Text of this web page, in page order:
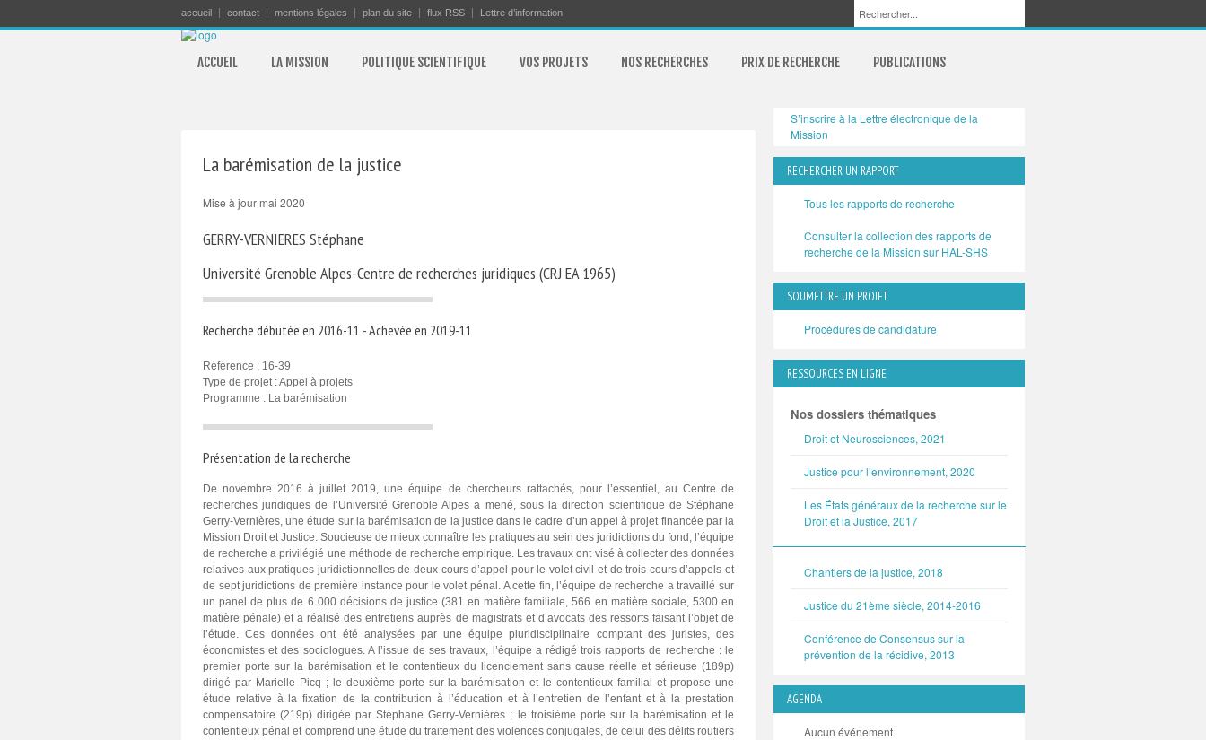
accueil contact mentions légales plan du site flux RSS Lettre d’information
ACCUEIL LA MISSION POLITIQUE SCIENTIFIQUE VOS PROJETS NOS RECHERCHES PRIX DE RECHERCHE PUBLICATIONS
La barémisation de la justice
Mise à jour mai 2020
GERRY-VERNIERES Stéphane
Université Grenoble Alpes-Centre de recherches juridiques (CRJ EA 1965)
Recherche débutée en 2016-11 - Achevée en 2019-11
Référence : 16-39
Type de projet : Appel à projets
Programme : La barémisation
Présentation de la recherche
De novembre 2016 à juillet 2019, une équipe de chercheurs rattachés, pour l’essentiel, au Centre de
recherches juridiques de l’Université Grenoble Alpes a mené, sous la direction scientifique de Stéphane
Gerry-Vernières, une étude sur la barémisation de la justice dans le cadre d’un appel à projet financée par la
Mission Droit et Justice. Soucieuse de mieux connaître les pratiques au sein des juridictions du fond, l’équipe
de recherche a privilégié une méthode de recherche empirique. Les travaux ont visé à collecter des données
relatives aux pratiques juridictionnelles de deux cours d’appel pour le volet civil et de trois cours d’appels et
de sept juridictions de première instance pour le volet pénal. A cette fin, l’équipe de recherche a travaillé sur
un panel de plus de 6 000 décisions de justice (381 en matière familiale, 566 en matière sociale, 5300 en
matière pénale) et a réalisé des entretiens auprès de magistrats et d’avocats des ressorts faisant l’objet de
l’étude. Ces données ont été analysées par une équipe pluridisciplinaire comptant des juristes, des
économistes et des sociologues. A l’issue de ses travaux, l’équipe a rédigé trois rapports de recherche : le
premier porte sur la barémisation et le contentieux du licenciement sans cause réelle et sérieuse (189p)
dirigé par Marielle Picq ; le deuxième porte sur la barémisation et le contentieux familial et propose une
étude relative à la fixation de la contribution à l’éducation et à l’entretien de l’enfant et à la prestation
compensatoire (219p) dirigée par Stéphane Gerry-Vernières ; le troisième porte sur la barémisation et le
contentieux pénal et comprend une étude du traitement des violences conjugales, de celui des délits routiers
S’inscrire à la Lettre électronique de la
Mission
RECHERCHER UN RAPPORT
Tous les rapports de recherche
Consulter la collection des rapports de
recherche de la Mission sur HAL-SHS
SOUMETTRE UN PROJET
Procédures de candidature
RESSOURCES EN LIGNE
Nos dossiers thématiques
Droit et Neurosciences, 2021
Justice pour l’environnement, 2020
Les États généraux de la recherche sur le
Droit et la Justice, 2017
Chantiers de la justice, 2018
Justice du 21ème siècle, 2014-2016
Conférence de Consensus sur la
prévention de la récidive, 2013
AGENDA
Aucun événement